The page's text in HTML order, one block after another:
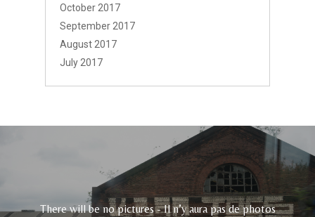
October 2017
September 2017
August 2017
July 2017
There will be no pictures - Il n’y aura pas de photos